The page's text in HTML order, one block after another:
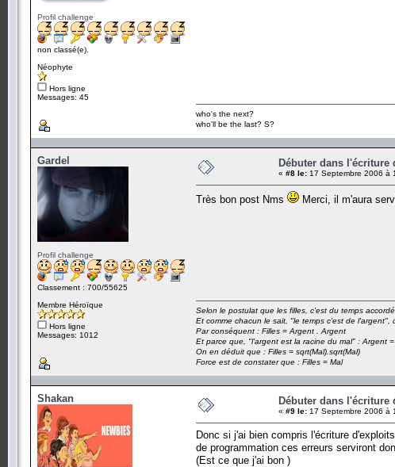
Profil challenge
non classé(e).
Néophyte
Hors ligne
Messages: 45
who's the next?
who'll be the last? S?
Gardel
Profil challenge
Classement : 700/55625
Membre Héroïque
Hors ligne
Messages: 1012
Débuter dans l'écriture
« #8 le: 17 Septembre 2006 à
Très bon post Nms Merci, il m'aura
Selon le postulat que les filles, c'est du temps
Et comme chacun le sait, "le temps c'est de l'argent",
Par conséquent : Filles = Argent . Argent
Et parce que, "l'argent est la racine du mal" : Argent =
On en déduit que : Filles = sqrt(Mal).sqrt(Mal)
Force est de constater que : Filles = Mal
Shakan Débuter dans l'écriture
« #9 le: 17 Septembre 2006 à
Donc si j'ai bien compris l'écriture
de programmation ces erreurs serviront
(Est ce que j'ai bon )